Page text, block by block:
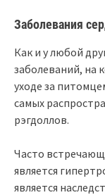
Заболевания
Как и у любой
заболеваний, на
уходе за
самых
рэгдоллов.
Часто
является
является